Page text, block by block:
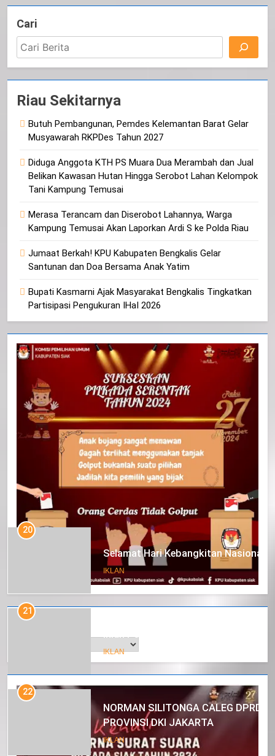
Cari
Riau Sekitarnya
Butuh Pembangunan, Pemdes Kelemantan Barat Gelar
Musyawarah RKPDes Tahun 2027
Diduga Anggota KTH PS Muara Dua Merambah dan Jual
Belikan Kawasan Hutan Hingga Serobot Lahan Kelompok
Tani Kampung Temusai
Merasa Terancam dan Diserobot Lahannya, Warga
Kampung Temusai Akan Laporkan Ardi S ke Polda Riau
Jumaat Berkah! KPU Kabupaten Bengkalis Gelar
Santunan dan Doa Bersama Anak Yatim
Bupati Kasmarni Ajak Masyarakat Bengkalis Tingkatkan
Partisipasi Pengukuran IHaI 2026
Arsip
20
Selamat Hari Kebangkitan Nasional
IKLAN
21
Iklan Pemerintah Kabupaten Siak
IKLAN
22
NORMAN SILITONGA CALEG DPRD
PROVINSI DKI JAKARTA
IKLAN